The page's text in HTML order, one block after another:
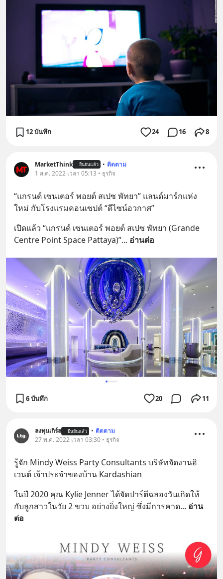
12 บันทึก 24 16 8
MarketThink ยืนยันแล้ว • ติดตาม
1 ส.ค. 2022 เวลา 05:13 • ธุรกิจ
“แกรนด์ เซนเตอร์ พอยต์ สเปซ พัทยา” แลนด์มาร์กแห่ง
ใหม่ กับโรงแรมคอนเซปต์ “ดีไซน์อวกาศ”
เปิดแล้ว “แกรนด์ เซนเตอร์ พอยต์ สเปซ พัทยา (Grande
Centre Point Space Pattaya)”... อ่านต่อ
6 บันทึก 20 11
ลงทุนเกิร์ล ยืนยันแล้ว • ติดตาม
27 พ.ค. 2022 เวลา 03:30 • ธุรกิจ
รู้จัก Mindy Weiss Party Consultants บริษัทจัดงานอิ
เวนต์ เจ้าประจำของบ้าน Kardashian
ในปี 2020 คุณ Kylie Jenner ได้จัดปาร์ตีฉลองวันเกิดให้
กับลูกสาวในวัย 2 ขวบ อย่างยิ่งใหญ่ ซึ่งมีการคาด... อ่าน
ต่อ